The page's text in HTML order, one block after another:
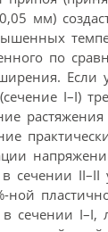
мм)
по
Если
I–I)
в сечении
ной
сечении I–I,